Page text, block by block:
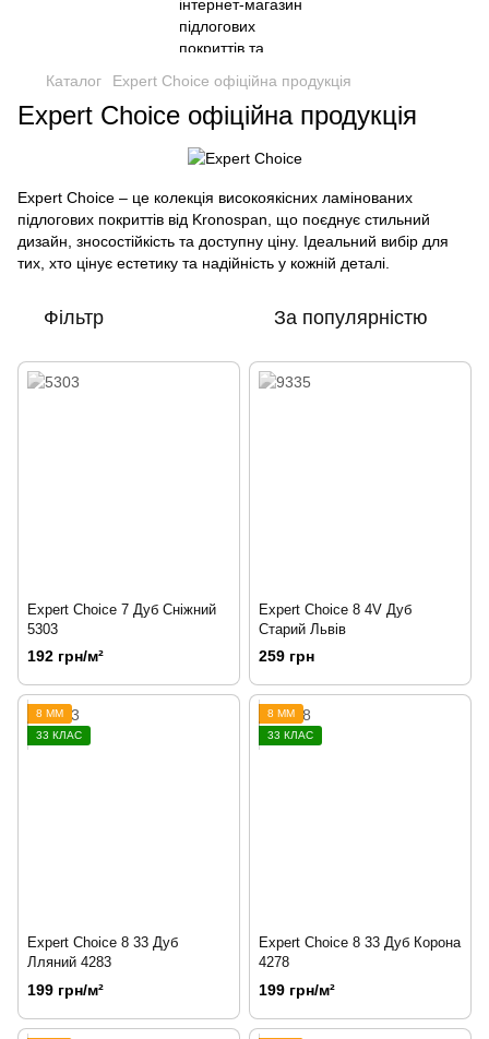
Каталог Expert Choice офіційна продукція
Expert Choice офіційна продукція
Expert Choice – це колекція високоякісних ламінованих
підлогових покриттів від Kronospan, що поєднує стильний
дизайн, зносостійкість та доступну ціну. Ідеальний вибір для
тих, хто цінує естетику та надійність у кожній деталі.
Фільтр За популярністю
Expert Choice 7 Дуб Сніжний
5303
192 грн/м²
Expert Choice 8 4V Дуб
Старий Львів
259 грн
8 ММ
33 КЛАС
Expert Choice 8 33 Дуб
Лляний 4283
199 грн/м²
8 ММ
33 КЛАС
Expert Choice 8 33 Дуб Корона
4278
199 грн/м²